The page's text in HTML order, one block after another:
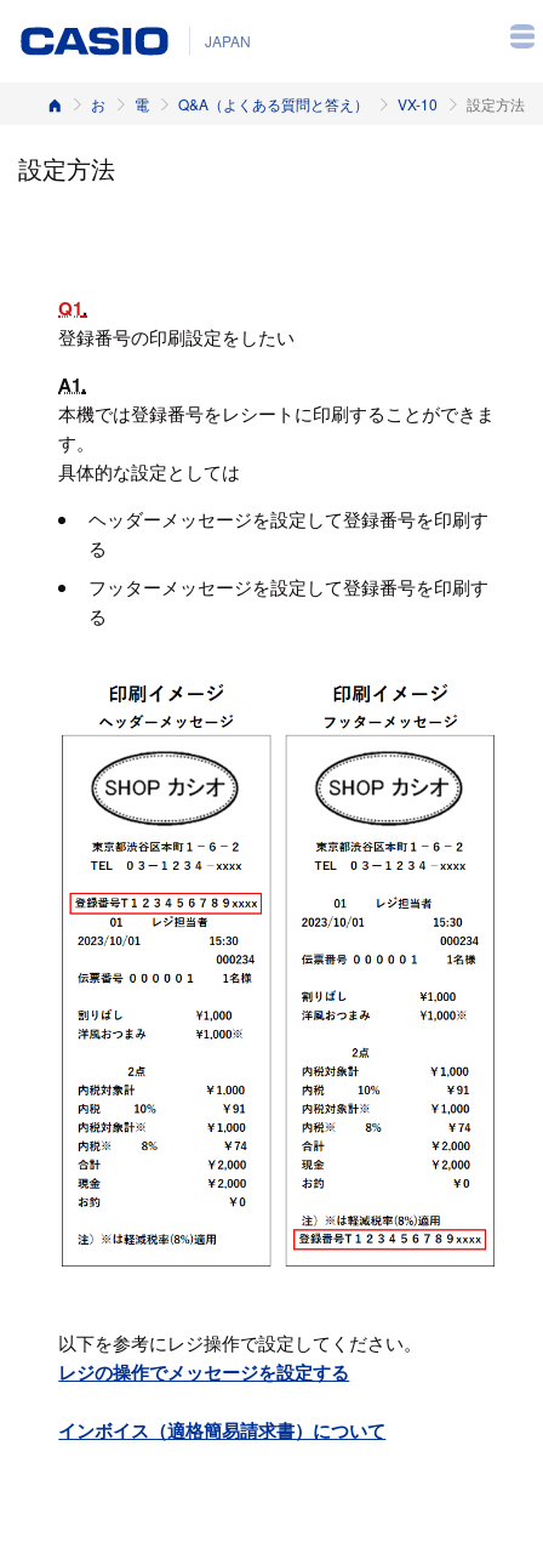
JAPAN
ホーム お客様サポート 電子レジスター Q&A（よくある質問と答え） VX-10 設定方法
設定方法
Q1
登録番号の印刷設定をしたい
A1
本機では登録番号をレシートに印刷することができま
す。
具体的な設定としては
ヘッダーメッセージを設定して登録番号を印刷す
る
フッターメッセージを設定して登録番号を印刷す
る
以下を参考にレジ操作で設定してください。
レジの操作でメッセージを設定する
インボイス（適格簡易請求書）について